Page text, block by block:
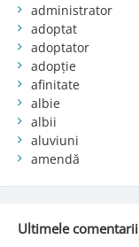
administrator
adoptat
adoptator
adopție
afinitate
albie
albii
aluviuni
amendă
Ultimele comentarii